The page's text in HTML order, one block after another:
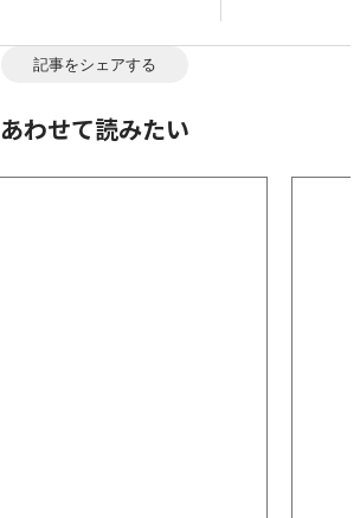
記事をシェアする
あわせて読みたい